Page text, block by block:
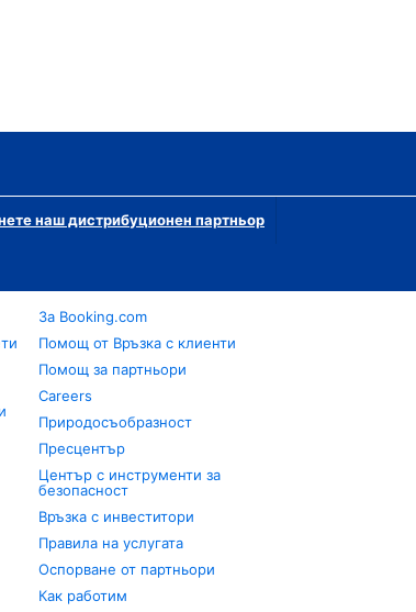
наш дистрибуционен партньор
За Booking.com
Помощ от Връзка с клиенти
Помощ за партньори
Careers
Природосъобразност
Пресцентър
Център с инструменти за
безопасност
Връзка с инвеститори
Правила на услугата
Оспорване от партньори
Как работим